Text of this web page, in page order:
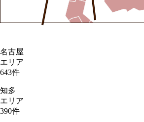
名古屋
エリア
643件
知多
エリア
390件